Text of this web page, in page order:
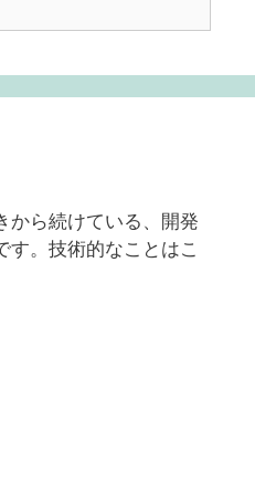
から続けている、開発
す。技術的なことはこ